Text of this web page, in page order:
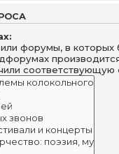
форумы, в которых
соответствующую